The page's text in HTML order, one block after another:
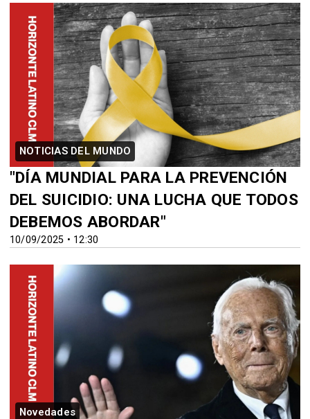
NOTICIAS DEL MUNDO
10/09/2025 • 12:30
"DÍA MUNDIAL PARA LA PREVENCIÓN
DEL SUICIDIO: UNA LUCHA QUE TODOS
DEBEMOS ABORDAR"
Novedades